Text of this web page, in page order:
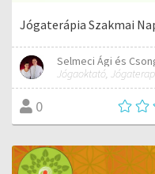
Jógaterápia Szakmai
Selmeci Ági és
Jógaoktató,
0